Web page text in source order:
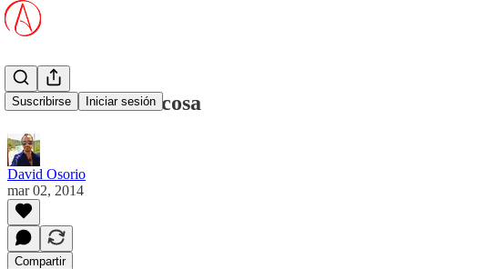
Suscribirse Iniciar sesión
Fructosa vs. Glucosa
David Osorio
mar 02, 2014
Compartir